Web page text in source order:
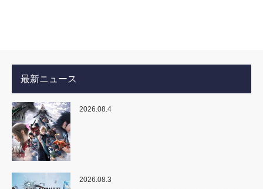
最新ニュース
2026.08.4
2026.08.3